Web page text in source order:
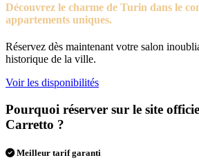
Découvrez le charme de Turin dans le
appartements uniques.
Réservez dès maintenant votre salon
historique de la ville.
Voir les disponibilités
Pourquoi réserver sur le site
Carretto ?
Meilleur tarif garanti